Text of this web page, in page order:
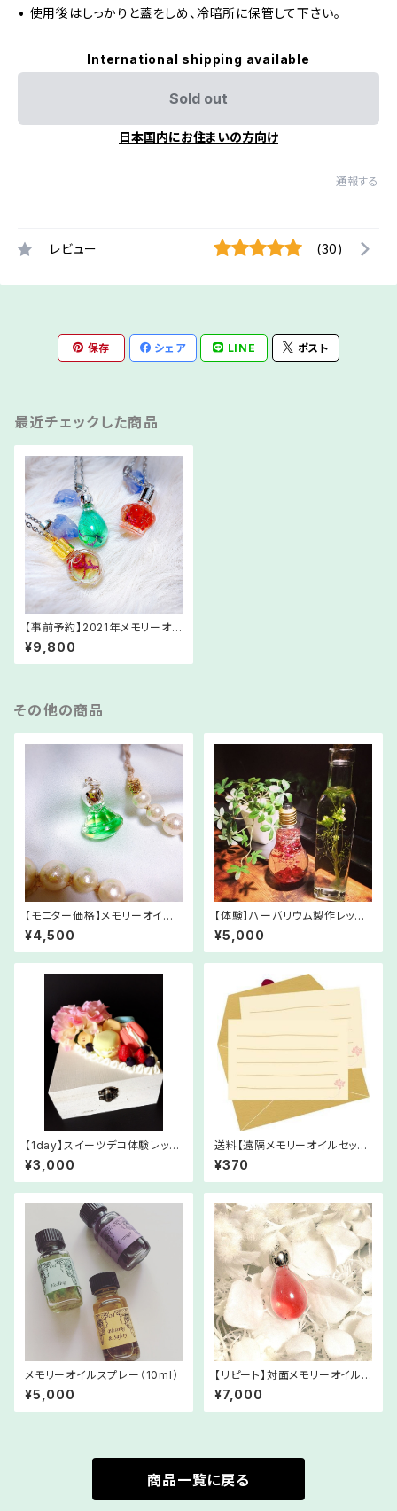
• 使用後はしっかりと蓋をしめ、冷暗所に保管して下さい。
International shipping available
Sold out
日本国内にお住まいの方向け
通報する
レビュー (30)
保存 シェア LINE ポスト
最近チェックした商品
【事前予約】2021年メモリーオイ
ル福袋【専用】
¥9,800
その他の商品
【モニター価格】メモリーオイル
「億万長者ブレンド」【期間限定】
¥4,500
【体験】ハーバリウム製作レッス
ン♪
¥5,000
【1day】スイーツデコ体験レッス
ン
¥3,000
送料【遠隔メモリーオイルセッシ
ョン専用】
¥370
メモリーオイルスプレー（10ml）
¥5,000
【リピート】対面メモリーオイルセ
ッション
¥7,000
商品一覧に戻る